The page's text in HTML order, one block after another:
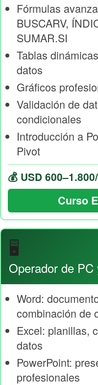
Fórmulas
BUSCARV,
SUMAR.SI
Tablas
datos
Gráficos
Validación de
condicionales
Introducción a
Pivot
💰 USD
Curso
🖥️
Operador de
Word:
combinación de
Excel: planillas,
datos
PowerPoint:
profesionales